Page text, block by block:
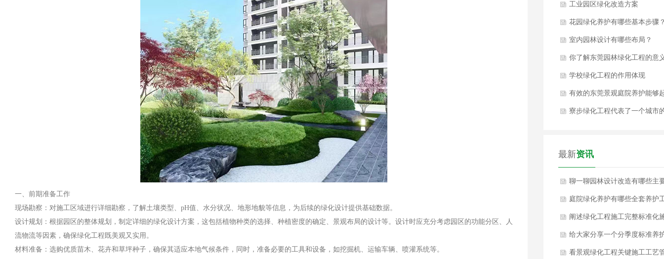
一、前期准备工作
现场勘察：对施工区域进行详细勘察，了解土壤类型、pH值、水分状况、地形地貌等信息，为后续的绿化设计提供基础数据。
设计规划：根据园区的整体规划，制定详细的绿化设计方案，这包括植物种类的选择、种植密度的确定、景观布局的设计等。设计时应充分考虑园区的功能分区、人
流物流等因素，确保绿化工程既美观又实用。
材料准备：选购优质苗木、花卉和草坪种子，确保其适应本地气候条件，同时，准备必要的工具和设备，如挖掘机、运输车辆、喷灌系统等。
本养护措施？
工业园区绿化改造方案
花园绿化养护有哪些基本步骤
室内园林设计有哪些布局？
你了解东莞园林绿化工程的意
吗？
学校绿化工程的作用体现
有效的东莞景观庭院养护能够
到什么作用？
寮步绿化工程代表了一个城市
最新资讯
聊一聊园林设计改造有哪些主
改造内容？
庭院绿化养护有哪些全套养护
作内容？
阐述绿化工程施工完整标准化
工工序
给大家分享一个分季度标准养
方案如何？
看景观绿化工程关键施工工艺